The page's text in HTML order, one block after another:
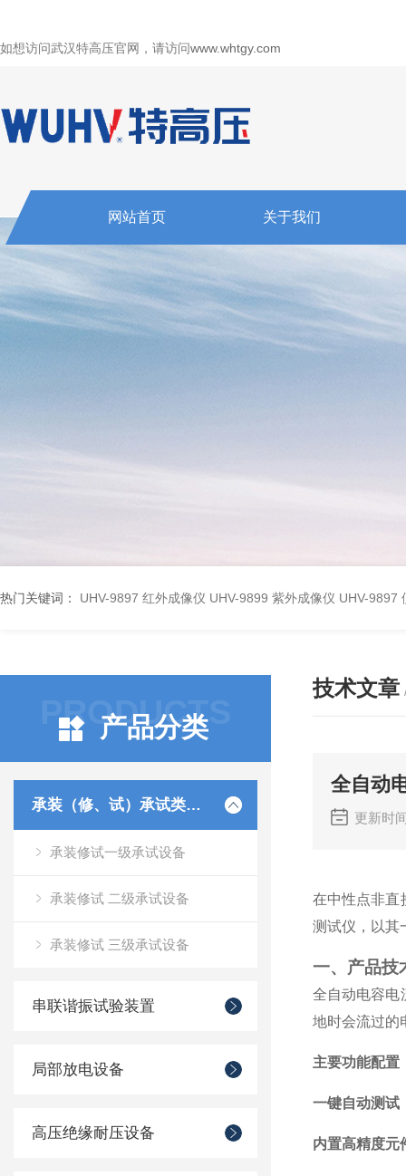
如想访问武汉特高压官网，请访问www.whtgy.com
网站首页 关于我们
热门关键词： UHV-9897 红外成像仪 UHV-9899 紫外成像仪 UHV-9897
PRODUCTS
产品分类
承装（修、试）承试类仪器
承装修试一级承试设备
承装修试 二级承试设备
承装修试 三级承试设备
串联谐振试验装置
局部放电设备
高压绝缘耐压设备
技术文章
全自动
更新时
在中性点非直
测试仪，以其
一、产品技
全自动电容电
地时会流过的
主要功能配置
一键自动测试
内置高精度元